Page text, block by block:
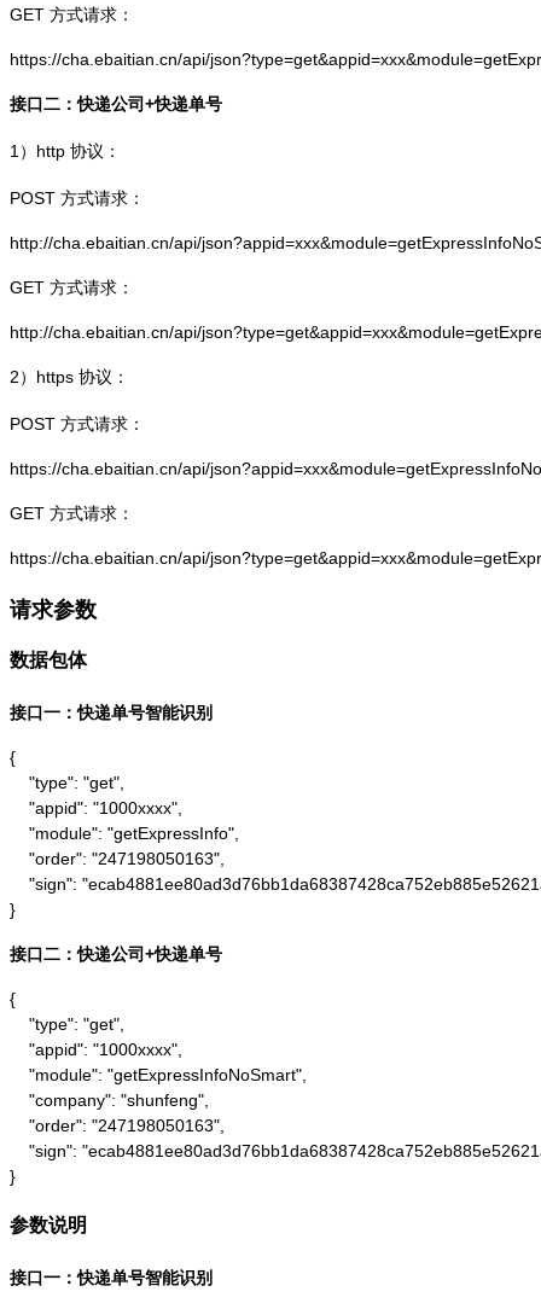
GET 方式请求：
https://cha.ebaitian.cn/api/
接口二：快递公司+快递单号
1） http 协议：
POST 方式请求：
http://cha.ebaitian.cn/api/
GET 方式请求：
http://cha.ebaitian.cn/api/
2） https 协议：
POST 方式请求：
https://cha.ebaitian.cn/api/
GET 方式请求：
https://cha.ebaitian.cn/api/
请求参数
数据包体
接口一：快递单号智能识别
{
    "type": "get",
    "appid": "1000xxxx",
    "module": "getExpressInfo",
    "order": "247198050163",
"sign":
}
接口二：快递公司+快递单号
{
    "type": "get",
    "appid": "1000xxxx",
    "module": "getExpressInfoNoSmart",
    "company": "shunfeng",
    "order": "247198050163",
"sign":
}
参数说明
接口一：快递单号智能识别